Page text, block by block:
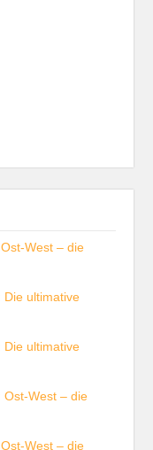
West – die
Die ultimative
Die ultimative
Ost-West – die
West – die